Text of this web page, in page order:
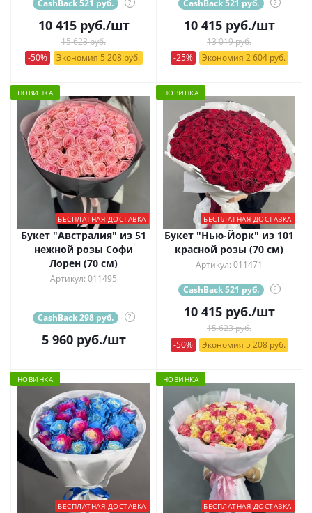
CashBack 521 руб.
10 415руб./шт
15 623 руб.
-50%
Экономия 5 208 руб.
CashBack 521 руб.
10 415руб./шт
13 019 руб.
-25%
Экономия 2 604 руб.
НОВИНКА
БЕСПЛАТНАЯ ДОСТАВКА
Букет "Австралия" из 51
нежной розы Софи
Лорен (70 см)
Артикул: 011495
CashBack 298 руб. ?
5 960руб./шт
НОВИНКА
БЕСПЛАТНАЯ ДОСТАВКА
Букет "Нью-Йорк" из 101
красной розы (70 см)
Артикул: 011471
CashBack 521 руб. ?
10 415руб./шт
15 623 руб.
-50%
Экономия 5 208 руб.
НОВИНКА
БЕСПЛАТНАЯ ДОСТАВКА
НОВИНКА
БЕСПЛАТНАЯ ДОСТАВКА